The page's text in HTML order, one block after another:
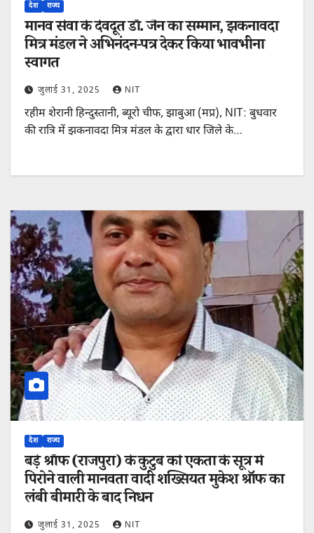
देश राज्य
मानव सेवा के देवदूत डॉ. जैन का सम्मान, झकनावदा
मित्र मंडल ने अभिनंदन-पत्र देकर किया भावभीना
स्वागत
जुलाई 31, 2025 NIT
रहीम शेरानी हिन्दुस्तानी, ब्यूरो चीफ, झाबुआ (मप्र), NIT: बुधवार
की रात्रि में झकनावदा मित्र मंडल के द्वारा धार जिले के…
देश राज्य
बड़े श्रॉफ (राजपुरा) के कुटुंब को एकता के सूत्र में
पिरोने वाली मानवता वादी शख्सियत मुकेश श्रॉफ का
लंबी बीमारी के बाद निधन
जुलाई 31, 2025 NIT